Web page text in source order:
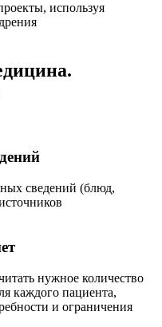
используя
сведений (блюд,
нужное количество
каждого пациента,
и ограничения